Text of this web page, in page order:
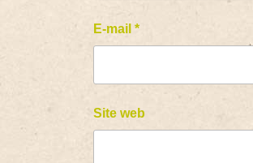
E-mail*
Site web